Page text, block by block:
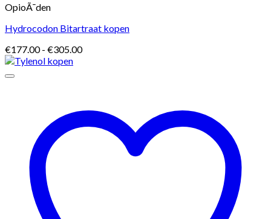
OpioÃ¯den
Hydrocodon Bitartraat kopen
€177.00 - €305.00Prijsklasse: